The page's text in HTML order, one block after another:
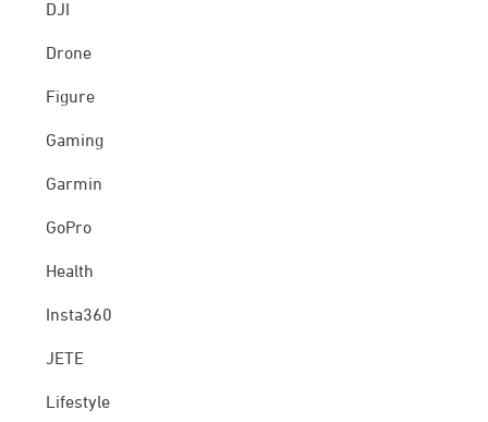
DJI
Drone
Figure
Gaming
Garmin
GoPro
Health
Insta360
JETE
Lifestyle